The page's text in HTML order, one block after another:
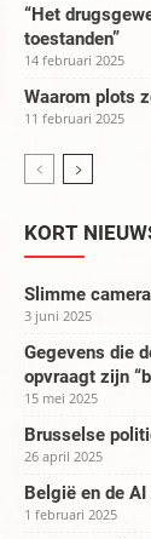
“Het
toestanden”
14 februari 2025
Waarom plots
11 februari 2025
KORT
Slimme
3 juni 2025
Gegevens die
opvraagt zijn
15 mei 2025
Brusselse
26 april 2025
België en de
1 februari 2025